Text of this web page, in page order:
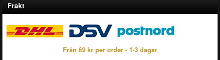
Frakt
Från 69 kr per order - 1-3 dagar